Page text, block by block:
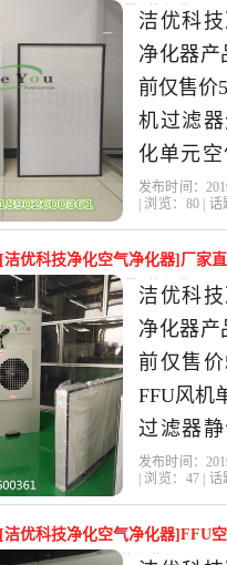
广东 东
车间分体净化月销量0件仅售50元
洁优科
净化器产
前仅售价
机过滤
化单元
过滤器
价比很高
由广东
发布时间：
| 浏览： 80| 话
[洁优科技净化空气净化器]厂家
气净化高效过月销量0件仅售50元
洁优科
净化器产
前仅售
FFU风机
过滤器
除PM2.5
价比很高
发布时间：
| 浏览： 47| 话
[洁优科技净化空气净化器]FFU